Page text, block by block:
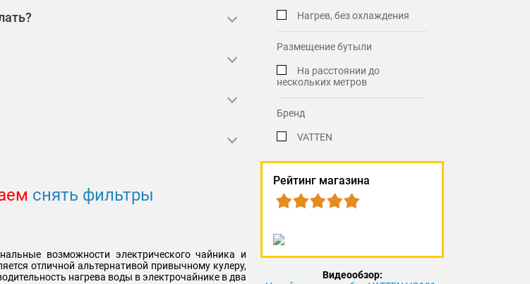
Нагрев, без охлаждения
Размещение бутыли
На расстоянии до
нескольких метров
Бренд
VATTEN
Рейтинг магазина
Видеообзор:
снять фильтры
возможности электрического чайника и
отличной альтернативой привычному кулеру,
нагрева воды в электрочайнике в два